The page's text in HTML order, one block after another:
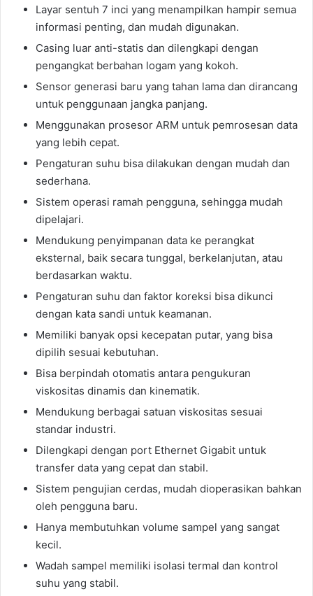
Layar sentuh 7 inci yang menampilkan hampir semua
informasi penting, dan mudah digunakan.
Casing luar anti-statis dan dilengkapi dengan
pengangkat berbahan logam yang kokoh.
Sensor generasi baru yang tahan lama dan dirancang
untuk penggunaan jangka panjang.
Menggunakan prosesor ARM untuk pemrosesan data
yang lebih cepat.
Pengaturan suhu bisa dilakukan dengan mudah dan
sederhana.
Sistem operasi ramah pengguna, sehingga mudah
dipelajari.
Mendukung penyimpanan data ke perangkat
eksternal, baik secara tunggal, berkelanjutan, atau
berdasarkan waktu.
Pengaturan suhu dan faktor koreksi bisa dikunci
dengan kata sandi untuk keamanan.
Memiliki banyak opsi kecepatan putar, yang bisa
dipilih sesuai kebutuhan.
Bisa berpindah otomatis antara pengukuran
viskositas dinamis dan kinematik.
Mendukung berbagai satuan viskositas sesuai
standar industri.
Dilengkapi dengan port Ethernet Gigabit untuk
transfer data yang cepat dan stabil.
Sistem pengujian cerdas, mudah dioperasikan bahkan
oleh pengguna baru.
Hanya membutuhkan volume sampel yang sangat
kecil.
Wadah sampel memiliki isolasi termal dan kontrol
suhu yang stabil.